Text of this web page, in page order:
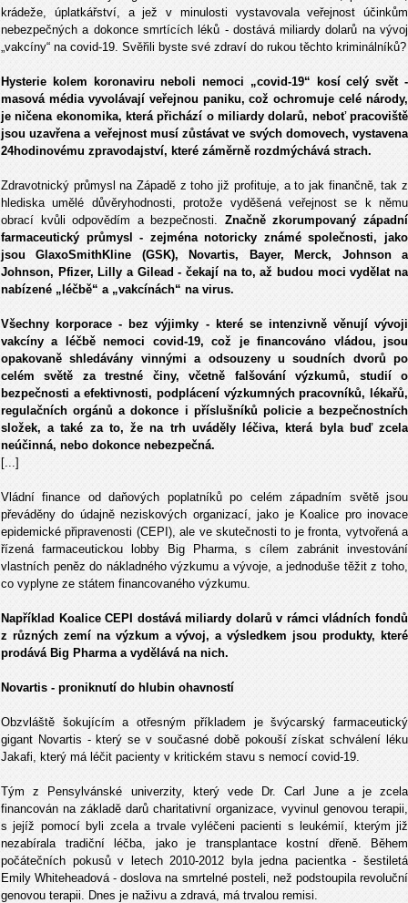
krádeže, úplatkářství, a jež v minulosti vystavovala veřejnost účinkům
nebezpečných a dokonce smrtících léků - dostává miliardy dolarů na vývoj
„vakcíny“ na covid-19. Svěřili byste své zdraví do rukou těchto kriminálníků?
Hysterie kolem koronaviru neboli nemoci „covid-19“ kosí celý svět -
masová média vyvolávají veřejnou paniku, což ochromuje celé národy,
je ničena ekonomika, která přichází o miliardy dolarů, neboť pracoviště
jsou uzavřena a veřejnost musí zůstávat ve svých domovech, vystavena
24hodinovému zpravodajství, které záměrně rozdmýchává strach.
Zdravotnický průmysl na Západě z toho již profituje, a to jak finančně, tak z
hlediska umělé důvěryhodnosti, protože vyděšená veřejnost se k němu
obrací kvůli odpovědím a bezpečnosti. Značně zkorumpovaný západní
farmaceutický průmysl - zejména notoricky známé společnosti, jako
jsou GlaxoSmithKline (GSK), Novartis, Bayer, Merck, Johnson a
Johnson, Pfizer, Lilly a Gilead - čekají na to, až budou moci vydělat na
nabízené „léčbě“ a „vakcínách“ na virus.
Všechny korporace - bez výjimky - které se intenzivně věnují vývoji
vakcíny a léčbě nemoci covid-19, což je financováno vládou, jsou
opakovaně shledávány vinnými a odsouzeny u soudních dvorů po
celém světě za trestné činy, včetně falšování výzkumů, studií o
bezpečnosti a efektivnosti, podplácení výzkumných pracovníků, lékařů,
regulačních orgánů a dokonce i příslušníků policie a bezpečnostních
složek, a také za to, že na trh uváděly léčiva, která byla buď zcela
neúčinná, nebo dokonce nebezpečná.
[...]
Vládní finance od daňových poplatníků po celém západním světě jsou
převáděny do údajně neziskových organizací, jako je Koalice pro inovace
epidemické připravenosti (CEPI), ale ve skutečnosti to je fronta, vytvořená a
řízená farmaceutickou lobby Big Pharma, s cílem zabránit investování
vlastních peněz do nákladného výzkumu a vývoje, a jednoduše těžit z toho,
co vyplyne ze státem financovaného výzkumu.
Například Koalice CEPI dostává miliardy dolarů v rámci vládních fondů
z různých zemí na výzkum a vývoj, a výsledkem jsou produkty, které
prodává Big Pharma a vydělává na nich.
Novartis - proniknutí do hlubin ohavností
Obzvláště šokujícím a otřesným příkladem je švýcarský farmaceutický
gigant Novartis - který se v současné době pokouší získat schválení léku
Jakafi, který má léčit pacienty v kritickém stavu s nemocí covid-19.
Tým z Pensylvánské univerzity, který vede Dr. Carl June a je zcela
financován na základě darů charitativní organizace, vyvinul genovou terapii,
s jejíž pomocí byli zcela a trvale vyléčeni pacienti s leukémií, kterým již
nezabírala tradiční léčba, jako je transplantace kostní dřeně. Během
počátečních pokusů v letech 2010-2012 byla jedna pacientka - šestiletá
Emily Whiteheadová - doslova na smrtelné posteli, než podstoupila revoluční
genovou terapii. Dnes je naživu a zdravá, má trvalou remisi.